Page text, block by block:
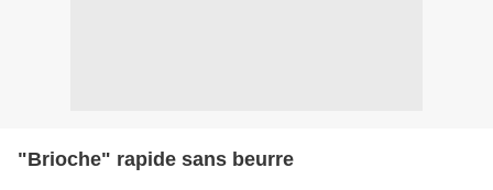
"Brioche" rapide sans beurre